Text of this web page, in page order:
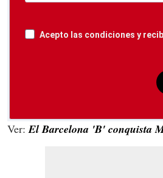
Acepto las condiciones y
Ver: El Barcelona 'B' conquista